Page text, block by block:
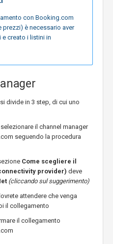
con Booking.com
è necessario aver
creato i listini in
divide in 3 step, di cui uno
il channel manager
seguendo la procedura
Come scegliere il
provider) deve
(cliccando sul suggerimento)
attendere che venga
il collegamento
il collegamento